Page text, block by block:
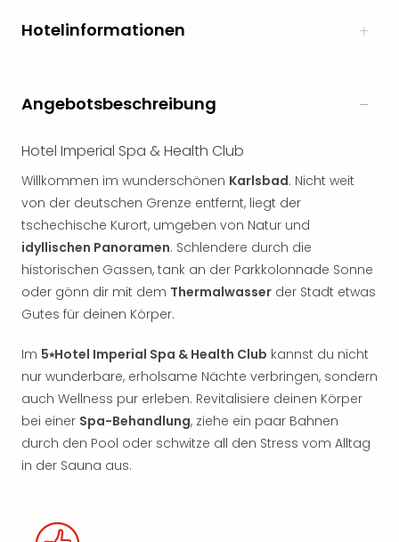
Hotelinformationen
Angebotsbeschreibung
Hotel Imperial Spa & Health Club
Willkommen im wunderschönen Karlsbad. Nicht weit
von der deutschen Grenze entfernt, liegt der
tschechische Kurort, umgeben von Natur und
idyllischen Panoramen. Schlendere durch die
historischen Gassen, tank an der Parkkolonnade Sonne
oder gönn dir mit dem Thermalwasser der Stadt etwas
Gutes für deinen Körper.
Im 5⭑Hotel Imperial Spa & Health Club kannst du nicht
nur wunderbare, erholsame Nächte verbringen, sondern
auch Wellness pur erleben. Revitalisiere deinen Körper
bei einer Spa-Behandlung, ziehe ein paar Bahnen
durch den Pool oder schwitze all den Stress vom Alltag
in der Sauna aus.